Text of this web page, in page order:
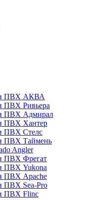
ПВХ АКВА
ПВХ Ривьера
ПВХ Адмирал
ПВХ Хантер
ПВХ Стелс
ПВХ Таймень
Angler
ПВХ Фрегат
ПВХ Yukona
ПВХ Apache
ПВХ Sea-Pro
ПВХ Flinc